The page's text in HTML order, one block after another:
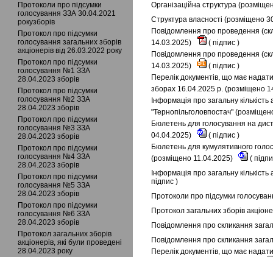
Протоколи про підсумки
голосування ЗЗА 30.04.2021
рокузборів
Протокол про підсумки
голосування загальних зборів
акціонерів від 26.03.2022 року
Протокол про підсумки
голосування №1 ЗЗА
28.04.2023 зборів
Протокол про підсумки
голосування №2 ЗЗА
28.04.2023 зборів
Протокол про підсумки
голосування №3 ЗЗА
28.04.2023 зборів
Протокол про підсумки
голосування №4 ЗЗА
28.04.2023 зборів
Протокол про підсумки
голосування №5 ЗЗА
28.04.2023 зборів
Протокол про підсумки
голосування №6 ЗЗА
28.04.2023 зборів
Протокол загальних зборів
акціонерів, які були проведені
28.04.2023 року
Організаційна структура
Структура власності (розміщено
Повідомлення про проведення
14.03.2025)
( підпис )
Повідомлення про проведення
14.03.2025)
( підпис )
Перелік документів, що має
зборах 16.04.2025 р. (розміщено
Інформація про загальну
"Тернопільголовпостач"
Бюлетень для голосування на
04.04.2025)
( підпис )
Бюлетень для кумулятивного
(розміщено 11.04.2025)
(
Інформація про загальну
підпис )
Протоколи про підсумки
Протокол загальних зборів
Повідомлення про скликання
Повідомлення про скликання
Перелік документів, що має